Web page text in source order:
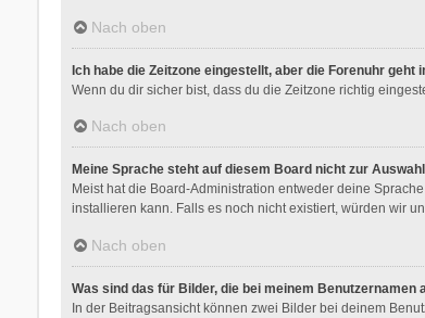
Nach oben
Ich habe die Zeitzone eingestellt, aber die Forenuhr geht
Wenn du dir sicher bist, dass du die Zeitzone richtig
Nach oben
Meine Sprache steht auf diesem Board nicht zur
Meist hat die Board-Administration entweder deine
installieren kann. Falls es noch nicht existiert, würden wir
Nach oben
Was sind das für Bilder, die bei meinem Benutzernamen
In der Beitragsansicht können zwei Bilder bei deinem